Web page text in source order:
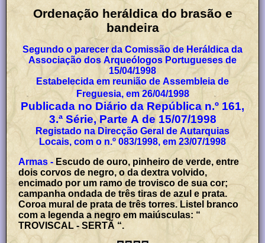
Ordenação heráldica do brasão e
bandeira
Segundo o parecer da Comissão de Heráldica da
Associação dos Arqueólogos Portugueses de
15/04/1998
Estabelecida em reunião de Assembleia de
Freguesia, em 26/04/1998
Publicada no Diário da República n.º 161,
3.ª Série, Parte A de 15/07/1998
Registado na Direcção Geral de Autarquias
Locais, com o n.º 083/1998, em 23/07/1998
Armas - Escudo de ouro, pinheiro de verde, entre
dois corvos de negro, o da dextra volvido,
encimado por um ramo de trovisco de sua cor;
campanha ondada de três tiras de azul e prata.
Coroa mural de prata de três torres. Listel branco
com a legenda a negro em maiúsculas: “
TROVISCAL - SERTÃ “.